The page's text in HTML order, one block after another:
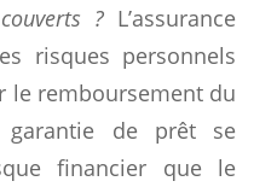
? L’assurance
risques personnels
le remboursement du
de prêt se
financier que le